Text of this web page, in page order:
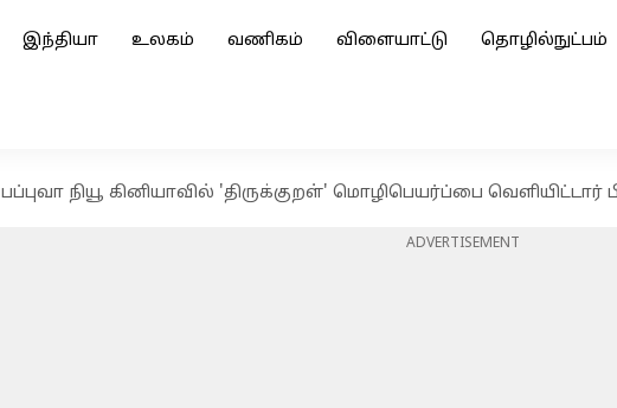
இந்தியா உலகம் வணிகம் விளையாட்டு தொழில்நுட்பம்
பப்புவா நியூ கினியாவில் 'திருக்குறள்' மொழிபெயர்ப்பை வெளியிட்டார்
ADVERTISEMENT